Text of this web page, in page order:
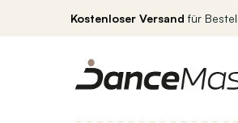
Kostenloser Versand für